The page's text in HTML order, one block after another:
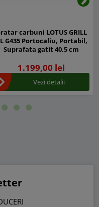
carbuni LOTUS GRILL
G435 Portocaliu, Portabil,
Suprafata gatit 40,5 cm
1.199,00 lei
Vezi detalii